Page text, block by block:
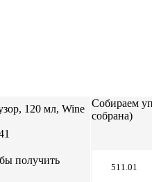
120 мл, Wine Собираем
собрана)
511.01